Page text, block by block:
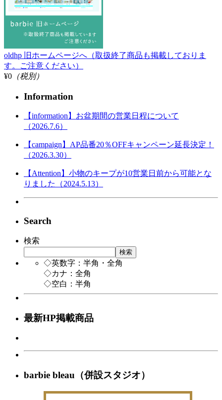
oldhp 旧ホームページへ（取扱終了商品も掲載しておりま
す。ご注意ください）
¥0 （税別）
Information
【information】お盆期間の営業日程について
（2026.7.6）
【campaign】AP品番20％OFFキャンペーン延長決定！
（2026.3.30）
【Attention】小物のキープが10営業日前から可能とな
りました（2024.5.13）
Search
検索
検索
◇英数字：半角・全角
◇カナ：全角
◇空白：半角
最新HP掲載商品
barbie bleau（併設スタジオ）